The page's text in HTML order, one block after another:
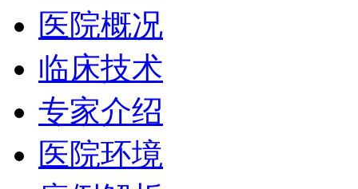
医院概况
临床技术
专家介绍
医院环境